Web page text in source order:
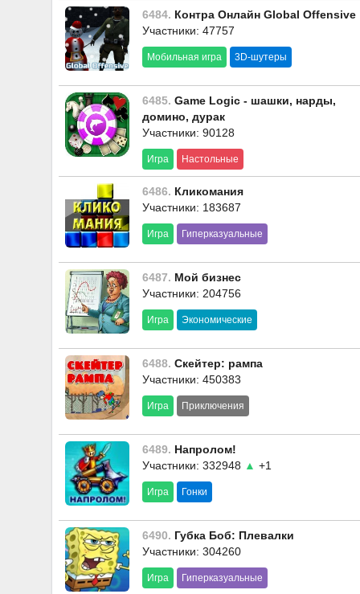
6484. Контра Онлайн Global Offensive
Участники: 47757
Мобильная игра 3D-шутеры
6485. Game Logic - шашки, нарды,
домино, дурак
Участники: 90128
Игра Настольные
6486. Кликомания
Участники: 183687
Игра Гиперказуальные
6487. Мой бизнес
Участники: 204756
Игра Экономические
6488. Скейтер: рампа
Участники: 450383
Игра Приключения
6489. Напролом!
Участники: 332948 ▲ +1
Игра Гонки
6490. Губка Боб: Плевалки
Участники: 304260
Игра Гиперказуальные